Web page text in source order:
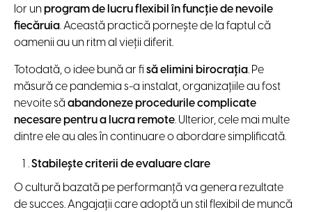
lor unprogram de lucru flexibil în funcție de nevoile
fiecăruia. Această practică pornește de la faptul că
oamenii au un ritm al vieții diferit.
Totodată, o idee bună ar fi să elimini birocrația. Pe
măsură ce pandemia s-a instalat, organizațiile au fost
nevoite să abandoneze procedurile complicate
necesare pentru a lucra remote. Ulterior, cele mai multe
dintre ele au ales în continuare o abordare simplificată.
Stabilește criterii de evaluare clare
O cultură bazată pe performanță va genera rezultate
de succes. Angajații care adoptă un stil flexibil de muncă